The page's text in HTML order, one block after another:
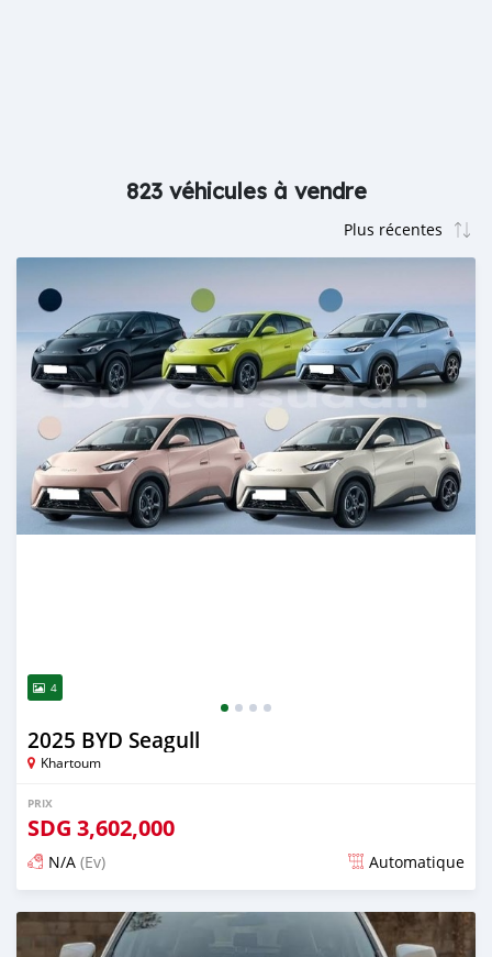
823 véhicules à vendre
4
2025 BYD Seagull
Khartoum
PRIX
SDG 3,602,000
N/A (Ev) Automatique
Publié il y a 11 jours